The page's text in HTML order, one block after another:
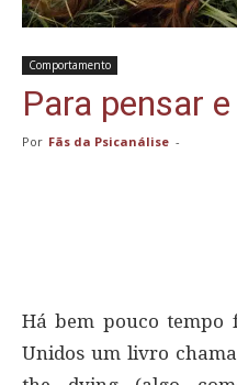
Comportamento
Para pensar
Por Fãs da Psicanálise -
Há bem pouco tempo
Unidos um livro